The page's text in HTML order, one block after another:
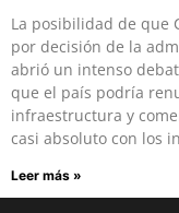
La posibilidad de que
por decisión de la
abrió un intenso
que el país podría
infraestructura y
casi absoluto con los
Leer más »